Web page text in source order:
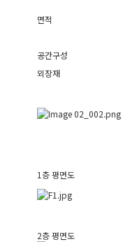
면적
공간구성
외장재
1층 평면도
2층 평면도